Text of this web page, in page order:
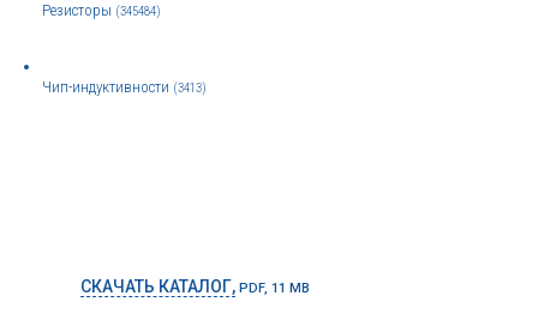
Резисторы (345484)
Чип-индуктивности (3413)
СКАЧАТЬ КАТАЛОГ, PDF, 11 MB